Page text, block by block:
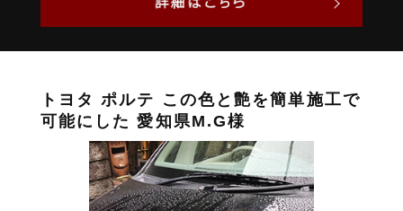
トヨタ ポルテ この色と艶を簡単施工で
可能にした 愛知県M.G様